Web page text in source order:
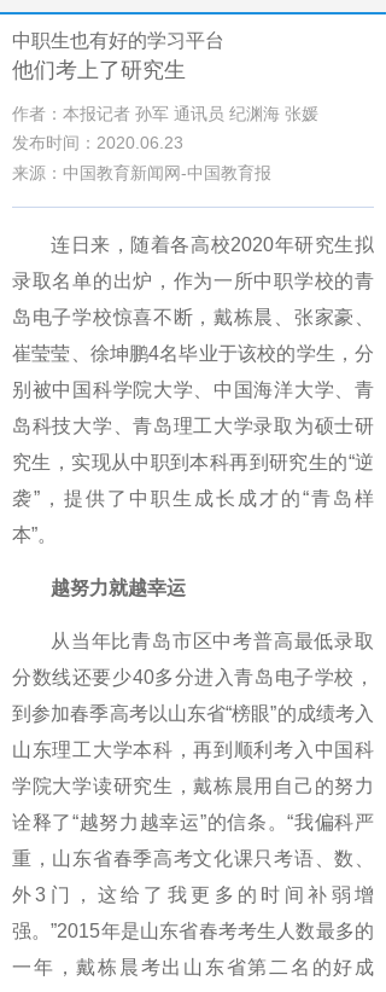
中职生也有好的学习平台
他们考上了研究生
作者：本报记者 孙军 通讯员 纪渊海 张媛
发布时间：2020.06.23
来源：中国教育新闻网-中国教育报
连日来，随着各高校2020年研究生拟
录取名单的出炉，作为一所中职学校的青
岛电子学校惊喜不断，戴栋晨、张家豪、
崔莹莹、徐坤鹏4名毕业于该校的学生，分
别被中国科学院大学、中国海洋大学、青
岛科技大学、青岛理工大学录取为硕士研
究生，实现从中职到本科再到研究生的“逆
袭”，提供了中职生成长成才的“青岛样
本”。
越努力就越幸运
从当年比青岛市区中考普高最低录取
分数线还要少40多分进入青岛电子学校，
到参加春季高考以山东省“榜眼”的成绩考入
山东理工大学本科，再到顺利考入中国科
学院大学读研究生，戴栋晨用自己的努力
诠释了“越努力越幸运”的信条。“我偏科严
重，山东省春季高考文化课只考语、数、
外3门，这给了我更多的时间补弱增
强。”2015年是山东省春考考生人数最多的
一年，戴栋晨考出山东省第二名的好成